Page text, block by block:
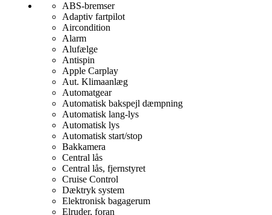
ABS-bremser
Adaptiv fartpilot
Aircondition
Alarm
Alufælge
Antispin
Apple Carplay
Aut. Klimaanlæg
Automatgear
Automatisk bakspejl dæmpning
Automatisk lang-lys
Automatisk lys
Automatisk start/stop
Bakkamera
Central lås
Central lås, fjernstyret
Cruise Control
Dæktryk system
Elektronisk bagagerum
Elruder, foran